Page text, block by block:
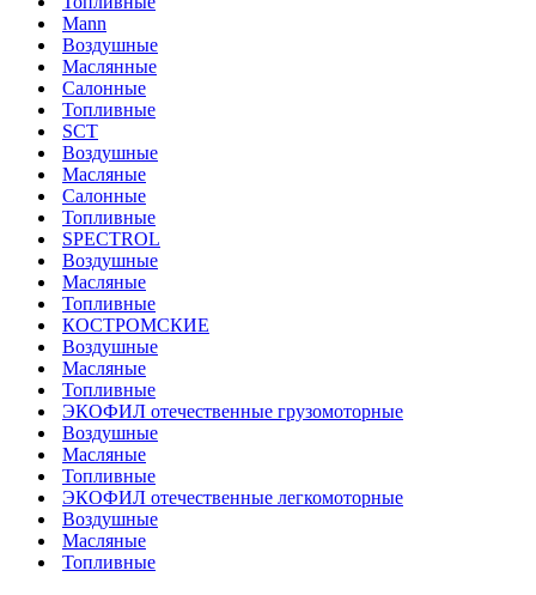
Mann
Воздушные
Маслянные
Салонные
Топливные
SCT
Воздушные
Масляные
Салонные
Топливные
SPECTROL
Воздушные
Масляные
Топливные
КОСТРОМСКИЕ
Воздушные
Масляные
Топливные
ЭКОФИЛ отечественные грузомоторные
Воздушные
Масляные
Топливные
ЭКОФИЛ отечественные легкомоторные
Воздушные
Масляные
Топливные